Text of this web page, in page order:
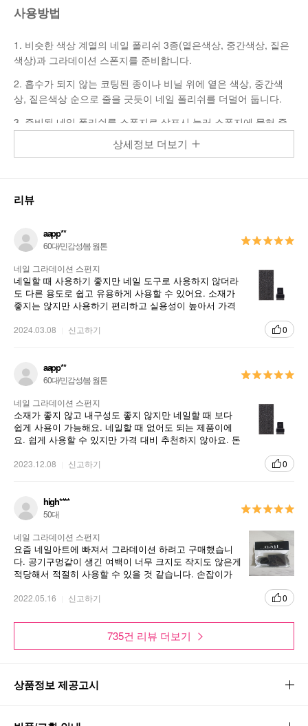
사용방법
1. 비슷한 색상 계열의 네일 폴리쉬 3종(옅은색상, 중간색상, 짙은
색상)과 그라데이션 스폰지를 준비합니다.
2. 흡수가 되지 않는 코팅된 종이나 비닐 위에 옅은 색상, 중간색
상, 짙은색상 순으로 줄을 긋듯이 네일 폴리쉬를 더덜어 둡니다.
3. 준비된 네일 폴리쉬를 스폰지로 살포시 눌러 스폰지에 묻혀 줍
4. 손톱 팁 부분에 짙은 색상이 묻을 수 있는 방향으로 문지르지 말
5. 선명한 컬러감과 투명한 광택감을 위하여 완전히 건조된 후 탑
손끝을 표현할 수 있는 네일 그라데이션 스폰지
상세정보 더보기
리뷰
aapp**
60대/민감성/봄 웜톤
네일 그라데이션 스펀지
네일할 때 사용하기 좋지만 네일 도구로 사용하지 않더라
도 다른 용도로 쉽고 유용하게 사용할 수 있어요. 소재가
좋지는 않지만 사용하기 편리하고 실용성이 높아서 가격
2024.03.08 신고하기 0
aapp**
60대/민감성/봄 웜톤
네일 그라데이션 스펀지
소재가 좋지 않고 내구성도 좋지 않지만 네일할 때 보다
쉽게 사용이 가능해요. 네일할 때 없어도 되는 제품이에
요. 쉽게 사용할 수 있지만 가격 대비 추천하지 않아요. 돈
2023.12.08 신고하기 0
high****
50대
네일 그라데이션 스펀지
요즘 네일아트에 빠져서 그라데이션 하려고 구매했습니
다. 공기구멍같이 생긴 여백이 너무 크지도 작지도 않은게
적당해서 적절히 사용할 수 있을 것 같습니다. 손잡이가
2022.05.16 신고하기 0
735건 리뷰 더보기
상품정보 제공고시